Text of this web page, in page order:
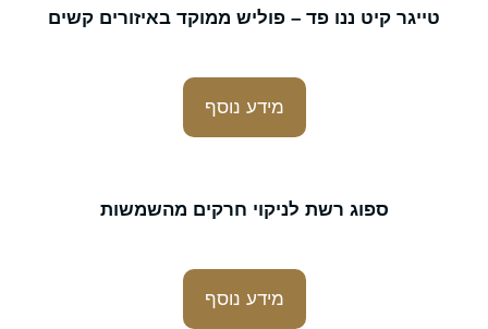
טייגר קיט ננו פד – פוליש ממוקד באיזורים קשים
מידע נוסף
ספוג רשת לניקוי חרקים מהשמשות
מידע נוסף